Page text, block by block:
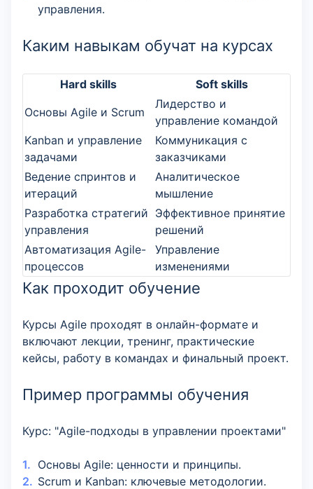
управления.
Каким навыкам обучат на курсах
Hard skills
Soft skills
Основы Agile и Scrum
Лидерство и
управление командой
Kanban и управление
задачами
Коммуникация с
заказчиками
Ведение спринтов и
итераций
Аналитическое
мышление
Разработка стратегий
управления
Эффективное принятие
решений
Автоматизация Agile-
процессов
Управление
изменениями
Как проходит обучение
Курсы Agile проходят в онлайн-формате и
включают лекции, тренинг, практические
кейсы, работу в командах и финальный проект.
Пример программы обучения
Курс: "Agile-подходы в управлении проектами"
Основы Agile: ценности и принципы.
Scrum и Kanban: ключевые методологии.